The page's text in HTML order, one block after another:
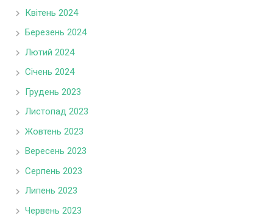
Квітень 2024
Березень 2024
Лютий 2024
Січень 2024
Грудень 2023
Листопад 2023
Жовтень 2023
Вересень 2023
Серпень 2023
Липень 2023
Червень 2023